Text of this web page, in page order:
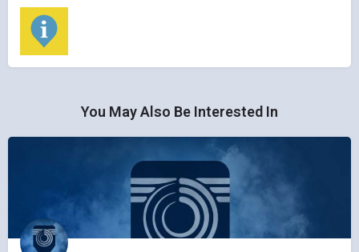
You May Also Be Interested In